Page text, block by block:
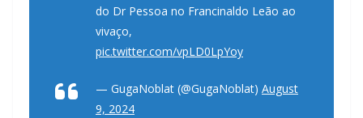
do Dr Pessoa no Francinaldo Leão ao
vivaço,
pic.twitter.com/vpLD0LpYoy
— GugaNoblat (@GugaNoblat) August
9, 2024